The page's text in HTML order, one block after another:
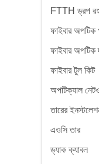
FTTH ড্রপ
ফাইবার অপটিক
ফাইবার অপটিক
ফাইবার টুল কিট
অপটিক্যাল
তারের
এওসি তার
ড্যাক ক্যাবল